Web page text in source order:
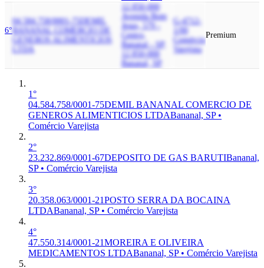
6°
04.584.758/0001-75DEMIL
BANANAL COMERCIO DE
GENEROS ALIMENTICIOS
LTDA
12.850-000
Avenida Bom
Jesus, 579 -
Centro,
Bananal - SP,
12.850-000
Bananal, SP
G-4712-
1/00
Comércio
Varejista
Premium
1°
04.584.758/0001-75DEMIL BANANAL COMERCIO DE
GENEROS ALIMENTICIOS LTDABananal, SP •
Comércio Varejista
2°
23.232.869/0001-67DEPOSITO DE GAS BARUTIBananal,
SP • Comércio Varejista
3°
20.358.063/0001-21POSTO SERRA DA BOCAINA
LTDABananal, SP • Comércio Varejista
4°
47.550.314/0001-21MOREIRA E OLIVEIRA
MEDICAMENTOS LTDABananal, SP • Comércio Varejista